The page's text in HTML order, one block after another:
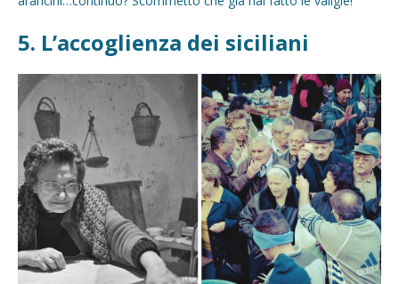
5. L’accoglienza dei siciliani